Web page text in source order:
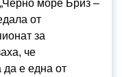
море Бриз –
от
за
че
е една от